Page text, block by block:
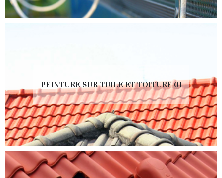
PEINTURE SUR TUILE ET TOITURE 01